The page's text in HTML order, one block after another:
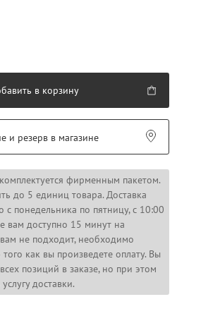
в корзину
и резерв в магазине
фирменным пакетом.
до 5 единиц товара. Доставка
с понедельника по пятницу, с 10:00
вам доступно 15 минут на
не подходит, необходимо
как вы произведете оплату. Вы
позиций в заказе, но при этом
доставки.